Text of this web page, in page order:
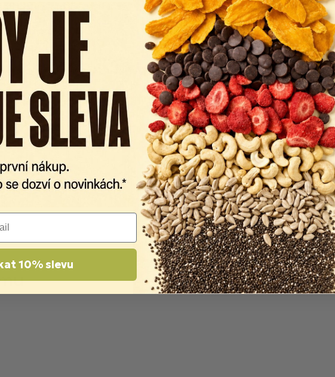
do omáček a příloh.
%, mořská sůl 2 %
a suchém místě.
plody, čokoládové cukrovinky
kcal
10% slevu